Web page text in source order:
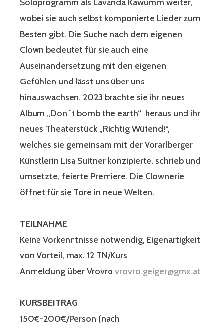
Soloprogramm als Lavanda Kawumm weiter,
wobei sie auch selbst komponierte Lieder zum
Besten gibt. Die Suche nach dem eigenen
Clown bedeutet für sie auch eine
Auseinandersetzung mit den eigenen
Gefühlen und lässt uns über uns
hinauswachsen. 2023 brachte sie ihr neues
Album „Don´t bomb the earth“ heraus und ihr
neues Theaterstück „Richtig Wütend!“,
welches sie gemeinsam mit der Vorarlberger
Künstlerin Lisa Suitner konzipierte, schrieb und
umsetzte, feierte Premiere. Die Clownerie
öffnet für sie Tore in neue Welten.
TEILNAHME
Keine Vorkenntnisse notwendig, Eigenartigkeit
von Vorteil, max. 12 TN/Kurs
Anmeldung über Vrovro vrovro.geiger@gmx.at
KURSBEITRAG
150€-200€/Person (nach